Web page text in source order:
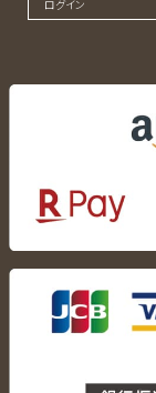
ログイン